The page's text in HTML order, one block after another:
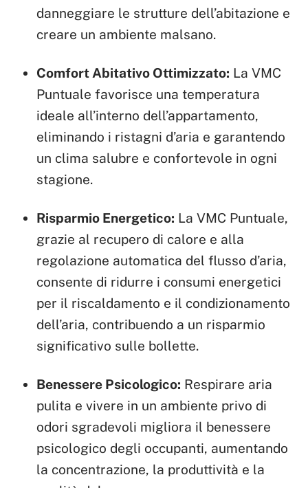
danneggiare le strutture dell’abitazione e
creare un ambiente malsano.
Comfort Abitativo Ottimizzato: La VMC
Puntuale favorisce una temperatura
ideale all’interno dell’appartamento,
eliminando i ristagni d’aria e garantendo
un clima salubre e confortevole in ogni
stagione.
Risparmio Energetico: La VMC Puntuale,
grazie al recupero di calore e alla
regolazione automatica del flusso d’aria,
consente di ridurre i consumi energetici
per il riscaldamento e il condizionamento
dell’aria, contribuendo a un risparmio
significativo sulle bollette.
Benessere Psicologico: Respirare aria
pulita e vivere in un ambiente privo di
odori sgradevoli migliora il benessere
psicologico degli occupanti, aumentando
la concentrazione, la produttività e la